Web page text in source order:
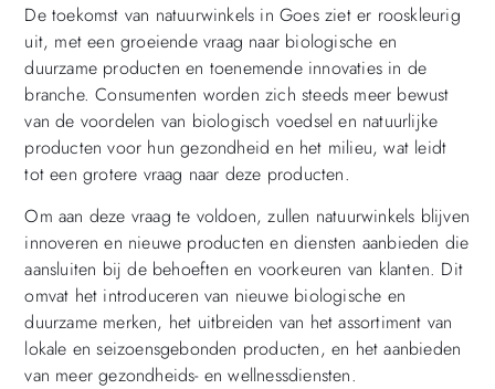
De toekomst van natuurwinkels in Goes ziet er rooskleurig
uit, met een groeiende vraag naar biologische en
duurzame producten en toenemende innovaties in de
branche. Consumenten worden zich steeds meer bewust
van de voordelen van biologisch voedsel en natuurlijke
producten voor hun gezondheid en het milieu, wat leidt
tot een grotere vraag naar deze producten.
Om aan deze vraag te voldoen, zullen natuurwinkels blijven
innoveren en nieuwe producten en diensten aanbieden die
aansluiten bij de behoeften en voorkeuren van klanten. Dit
omvat het introduceren van nieuwe biologische en
duurzame merken, het uitbreiden van het assortiment van
lokale en seizoensgebonden producten, en het aanbieden
van meer gezondheids- en wellnessdiensten.